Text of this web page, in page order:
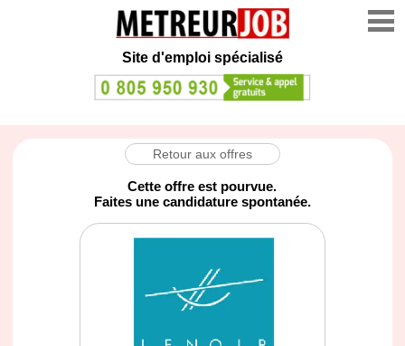
Site d'emploi spécialisé
Retour aux offres
Cette offre est pourvue.
Faites une candidature spontanée.